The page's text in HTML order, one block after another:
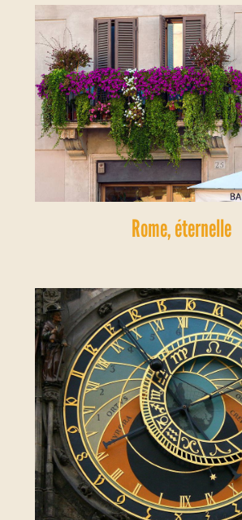
Rome, éternelle